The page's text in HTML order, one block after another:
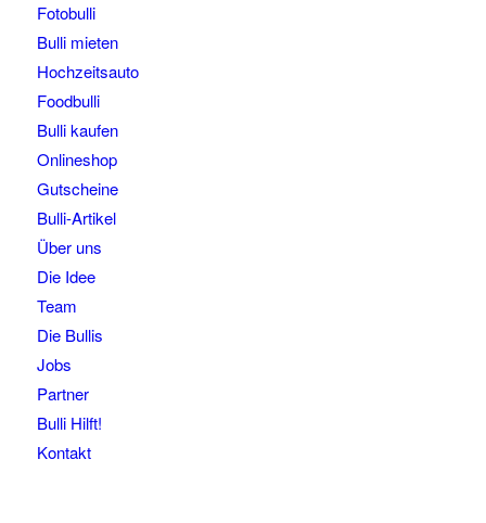
Fotobulli
Bulli mieten
Hochzeitsauto
Foodbulli
Bulli kaufen
Onlineshop
Gutscheine
Bulli-Artikel
Über uns
Die Idee
Team
Die Bullis
Jobs
Partner
Bulli Hilft!
Kontakt